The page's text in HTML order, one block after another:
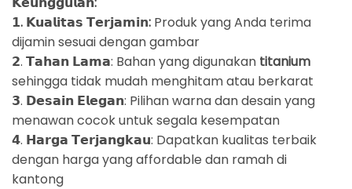
𝟭. 𝗞𝘂𝗮𝗹𝗶𝘁𝗮𝘀 𝗧𝗲𝗿𝗷𝗮𝗺𝗶𝗻: Produk yang Anda terima
dijamin sesuai dengan gambar
𝟮. 𝗧𝗮𝗵𝗮𝗻 𝗟𝗮𝗺𝗮: Bahan yang digunakan titanium
sehingga tidak mudah menghitam atau berkarat
𝟯. 𝗗𝗲𝘀𝗮𝗶𝗻 𝗘𝗹𝗲𝗴𝗮𝗻: Pilihan warna dan desain yang
menawan cocok untuk segala kesempatan
𝟰. 𝗛𝗮𝗿𝗴𝗮 𝗧𝗲𝗿𝗷𝗮𝗻𝗴𝗸𝗮𝘂: Dapatkan kualitas terbaik
dengan harga yang affordable dan ramah di
kantong